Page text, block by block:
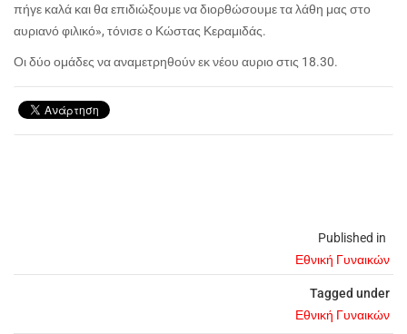
Published in
Εθνική Γυναικών
Tagged under
Εθνική Γυναικών
πήγε καλά και θα επιδιώξουμε να διορθώσουμε τα λάθη μας στο
αυριανό φιλικό», τόνισε ο Κώστας Κεραμιδάς.
Οι δύο ομάδες να αναμετρηθούν εκ νέου αυριο στις 18.30.